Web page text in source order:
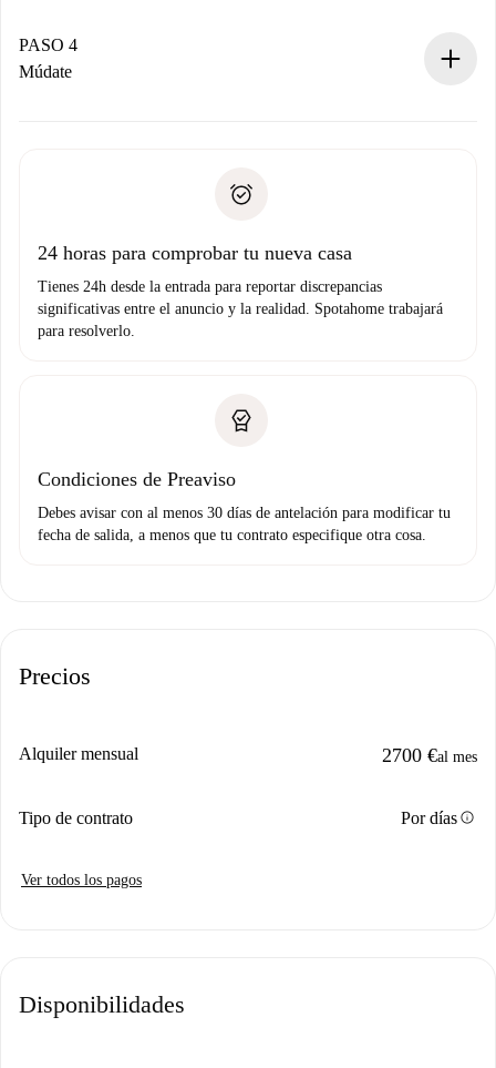
contacto con el propietario.
Si es rechazada: No te haremos ningún cargo y te
Prueba de solvencia
PASO 4
Múdate
no nos comunicas ningún problema.
24 horas para comprobar tu nueva casa
Tienes 24h desde la entrada para reportar discrepancias
significativas entre el anuncio y la realidad. Spotahome trabajará
para resolverlo.
Condiciones de Preaviso
Debes avisar con al menos 30 días de antelación para modificar tu
fecha de salida, a menos que tu contrato especifique otra cosa.
Precios
Alquiler mensual 2700 €al mes
Tipo de contrato Por díasinfo
Ver todos los pagos
Disponibilidades